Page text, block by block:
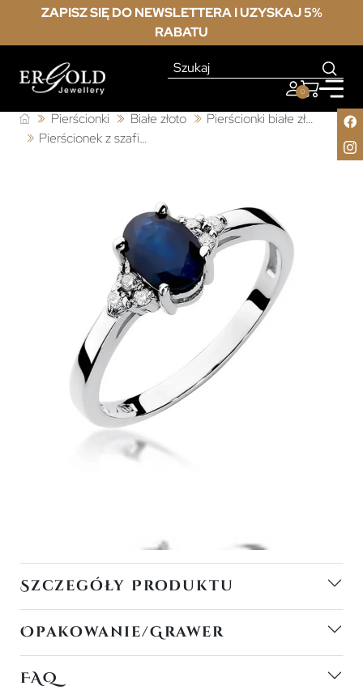
ZAPISZ SIĘ DO NEWSLETTERA I UZYSKAJ 5%
RABATU
0
Pierścionki Białe złoto
Pierścionki białe złoto z szafirem
Pierścionek z szafirem białe złoto
Szczegóły Produktu
Opakowanie/Grawer
FAQ